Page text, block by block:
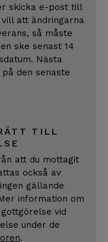
skicka e-post till
vill att ändringarna
så måste
ske senast 14
Nästa
den senaste
TILL
att du mottagit
också av
gällande
information om
vid
under de
.